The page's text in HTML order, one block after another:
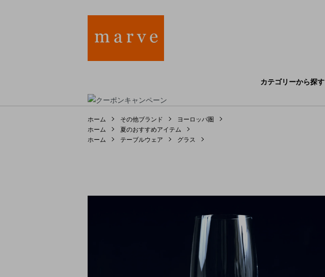
カテゴリーから探す
ホーム その他ブランド
ヨーロッパ圏
ホーム
夏のおすすめアイテム
ホーム
テーブルウェア グラス